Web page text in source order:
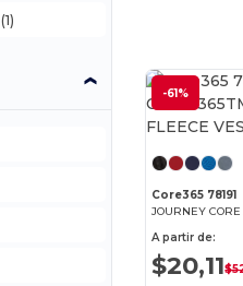
(1)
-61%
Core365 78191
A partir de:
$20,11